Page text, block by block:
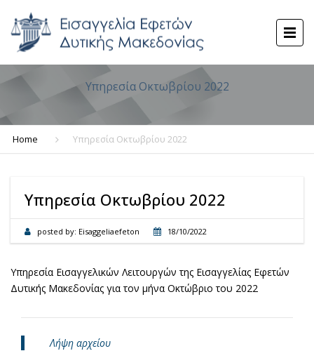
Υπηρεσία Οκτωβρίου 2022
Home Υπηρεσία Οκτωβρίου 2022
Υπηρεσία Οκτωβρίου 2022
posted by: Eisaggeliaefeton 18/10/2022
Υπηρεσία Εισαγγελικών Λειτουργών της Εισαγγελίας Εφετών
Δυτικής Μακεδονίας για τον μήνα Οκτώβριο του 2022
Λήψη αρχείου